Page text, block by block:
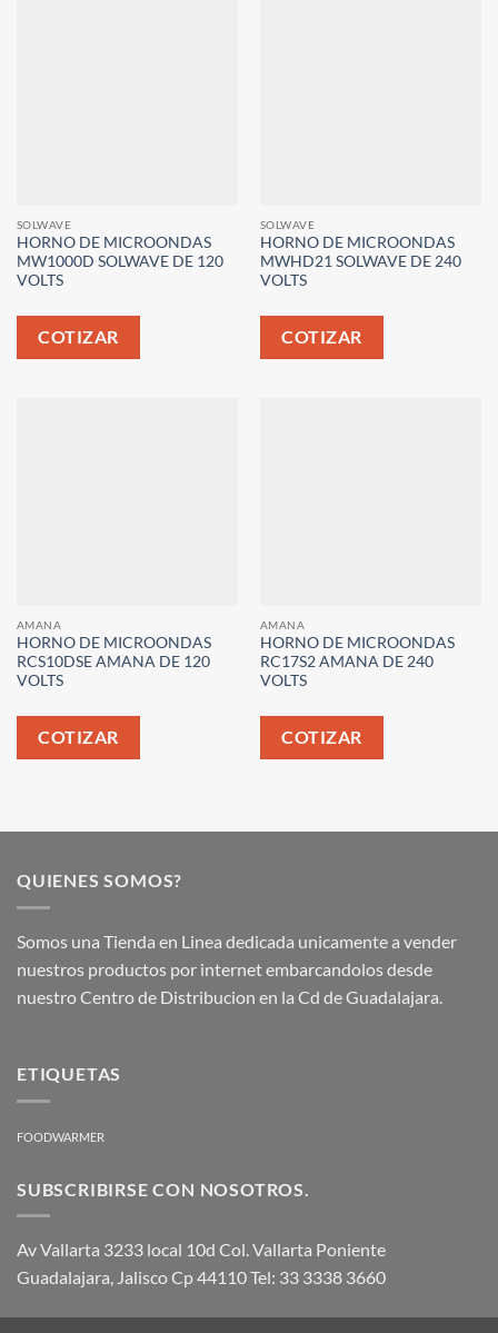
SOLWAVE
HORNO DE MICROONDAS
MW1000D SOLWAVE DE 120
VOLTS
COTIZAR
SOLWAVE
HORNO DE MICROONDAS
MWHD21 SOLWAVE DE 240
VOLTS
COTIZAR
AMANA
HORNO DE MICROONDAS
RCS10DSE AMANA DE 120
VOLTS
COTIZAR
AMANA
HORNO DE MICROONDAS
RC17S2 AMANA DE 240
VOLTS
COTIZAR
QUIENES SOMOS?
Somos una Tienda en Linea dedicada unicamente a vender
nuestros productos por internet embarcandolos desde
nuestro Centro de Distribucion en la Cd de Guadalajara.
ETIQUETAS
FOODWARMER
SUBSCRIBIRSE CON NOSOTROS.
Av Vallarta 3233 local 10d Col. Vallarta Poniente
Guadalajara, Jalisco Cp 44110 Tel: 33 3338 3660